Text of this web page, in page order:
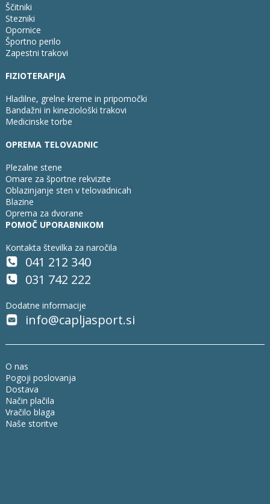
Ščitniki
Stezniki
Opornice
Športno perilo
Zapestni trakovi
FIZIOTERAPIJA
Hladilne, grelne kreme in pripomočki
Bandažni in kineziološki trakovi
Medicinske torbe
OPREMA TELOVADNIC
Plezalne stene
Omare za športne rekvizite
Oblazinjanje sten v telovadnicah
Blazine
Oprema za dvorane
POMOČ UPORABNIKOM
Kontakta številka za naročila
041 212 340
031 742 222
Dodatne informacije
info@capljasport.si
O nas
Pogoji poslovanja
Dostava
Način plačila
Vračilo blaga
Naše storitve